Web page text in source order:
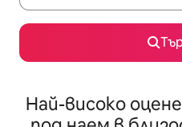
Най-високо